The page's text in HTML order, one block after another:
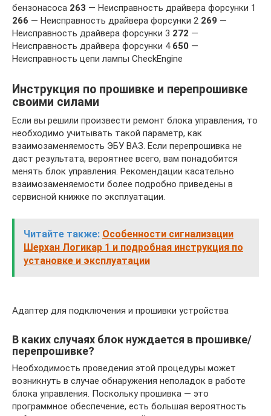
бензонасоса 263 — Неисправность драйвера форсунки 1
266 — Неисправность драйвера форсунки 2 269 —
Неисправность драйвера форсунки 3 272 —
Неисправность драйвера форсунки 4 650 —
Неисправность цепи лампы CheckEngine
Инструкция по прошивке и перепрошивке
своими силами
Если вы решили произвести ремонт блока управления, то
необходимо учитывать такой параметр, как
взаимозаменяемость ЭБУ ВАЗ. Если перепрошивка не
даст результата, вероятнее всего, вам понадобится
менять блок управления. Рекомендации касательно
взаимозаменяемости более подробно приведены в
сервисной книжке по эксплуатации.
Читайте также: Особенности сигнализации
Шерхан Логикар 1 и подробная инструкция по
установке и эксплуатации
Адаптер для подключения и прошивки устройства
В каких случаях блок нуждается в прошивке/
перепрошивке?
Необходимость проведения этой процедуры может
возникнуть в случае обнаружения неполадок в работе
блока управления. Поскольку прошивка — это
программное обеспечение, есть большая вероятность